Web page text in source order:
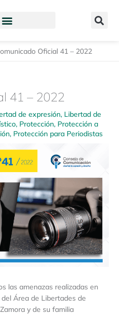
Oficial 41 – 2022
41 – 2022
de expresión, Libertad de
, Protección, Protección a
, Protección para Periodistas
las amenazas realizadas en
Área de Libertades de
y de su familia